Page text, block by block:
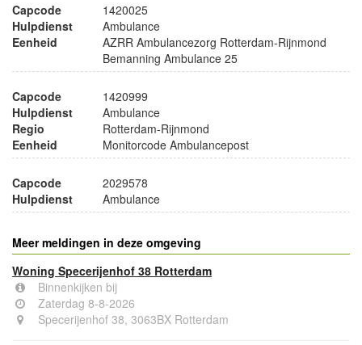
Capcode
1420025
Hulpdienst
Ambulance
Eenheid
AZRR Ambulancezorg Rotterdam-Rijnmond
Bemanning Ambulance 25
Capcode
1420999
Hulpdienst
Ambulance
Regio
Rotterdam-Rijnmond
Eenheid
Monitorcode Ambulancepost
Capcode
2029578
Hulpdienst
Ambulance
Meer meldingen in deze omgeving
Woning Specerijenhof 38 Rotterdam
Binnenkijken bij
Zaterdag 8-8-2026
Specerijenhof 38, 3063BX Rotterdam